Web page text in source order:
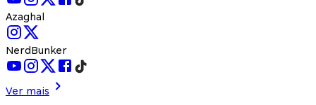
Azaghal
NerdBunker
Ver mais